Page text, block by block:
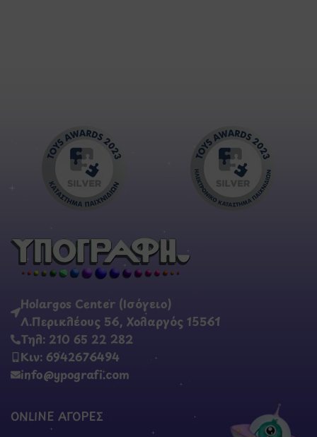
Holargos Center (Ισόγειο)
Λ.Περικλέους 56, Χολαργός 15561
Τηλ: 210 65 22 282
Κιν: 6942676494
info@ypografi.com
ONLINE ΑΓΟΡΕΣ